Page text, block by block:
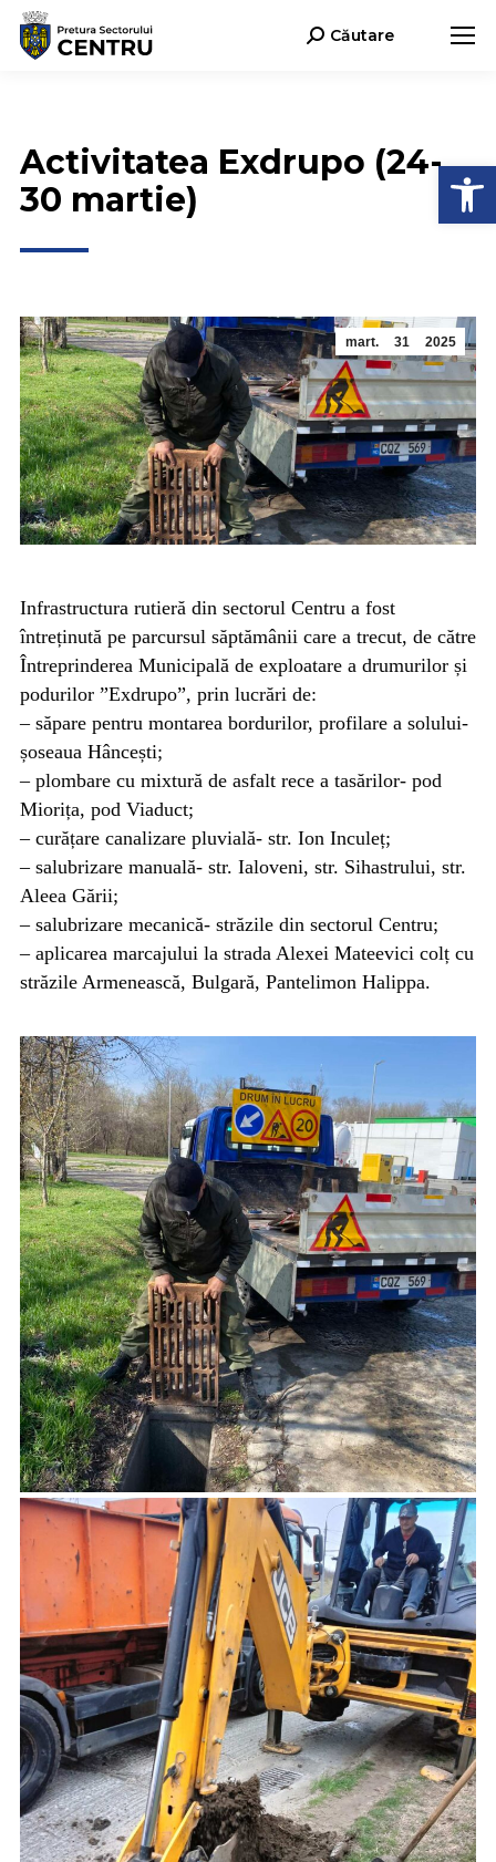
Search:Căutare
Activitatea Exdrupo (24-
30 martie)
mart. 31 2025
Infrastructura rutieră din sectorul Centru a fost
întreținută pe parcursul săptămânii care a trecut, de către
Întreprinderea Municipală de exploatare a drumurilor și
podurilor ”Exdrupo”, prin lucrări de:
– săpare pentru montarea bordurilor, profilare a solului-
șoseaua Hâncești;
– plombare cu mixtură de asfalt rece a tasărilor- pod
Miorița, pod Viaduct;
– curățare canalizare pluvială- str. Ion Inculeț;
– salubrizare manuală- str. Ialoveni, str. Sihastrului, str.
Aleea Gării;
– salubrizare mecanică- străzile din sectorul Centru;
– aplicarea marcajului la strada Alexei Mateevici colț cu
străzile Armenească, Bulgară, Pantelimon Halippa.